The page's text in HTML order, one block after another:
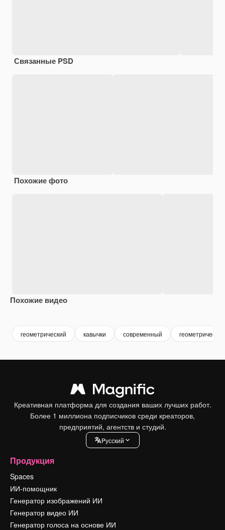
Связанные PSD
Похожие фото
Похожие видео
геометрический кавычки современный
Креативная платформа для создания ваших лучших работ.
Более 1 миллиона подписчиков среди креаторов,
предприятий, агентств и студий.
Pусский
Продукция
Spaces
ИИ-помощник
Генератор изображений ИИ
Генератор видео ИИ
Генератор голоса на основе ИИ